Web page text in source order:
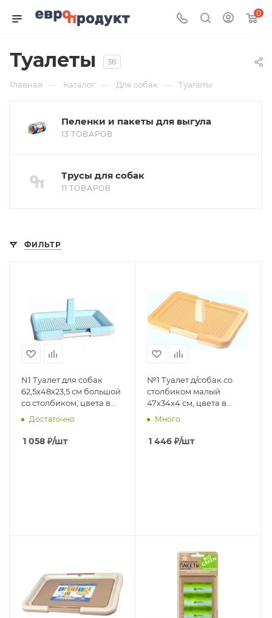
0
Туалеты 36
Главная — Каталог — Для собак — Туалеты
Пеленки и пакеты для выгула
13 ТОВАРОВ
Трусы для собак
11 ТОВАРОВ
ФИЛЬТР
N1 Туалет для собак
62,5x48x23,5 см большой
со столбиком, цвета в
ассортименте, 1*6 шт
пластик
Достаточно
1 058 ₽/шт
№1 Туалет д/собак со
столбиком малый
47х34х4 см, цвета в
ассортименте, 1*12шт
Много
1 446 ₽/шт